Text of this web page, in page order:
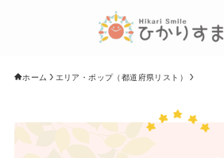
ホーム エリア・ポップ（都道府県リスト）